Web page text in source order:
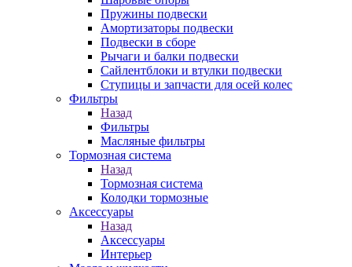
Пружины подвески
Амортизаторы подвески
Подвески в сборе
Рычаги и балки подвески
Сайлентблоки и втулки подвески
Ступицы и запчасти для осей колес
Фильтры
Назад
Фильтры
Масляные фильтры
Тормозная система
Назад
Тормозная система
Колодки тормозные
Аксессуары
Назад
Аксессуары
Интерьер